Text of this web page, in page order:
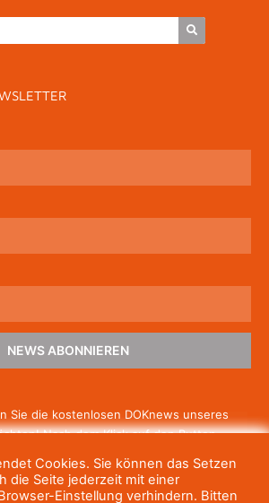
NEWS ABONNIEREN
Sie die kostenlosen DOKnews unseres
Nach dem Klick auf den Button
abzuschließen. Wenn Sie unsere
nicht mehr erhalten wollen, können
Cookies. Sie können das Setzen
die Seite jederzeit mit einer
Einstellung verhindern. Bitten